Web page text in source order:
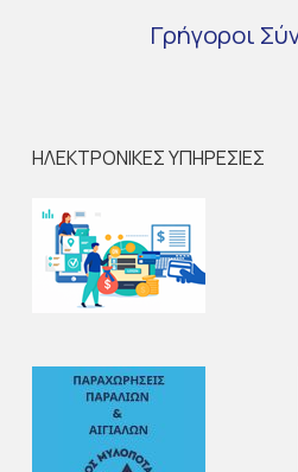
Γρήγοροι
ΗΛΕΚΤΡΟΝΙΚΕΣ ΥΠΗΡΕΣΙΕΣ